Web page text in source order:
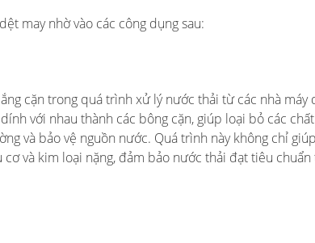
may nhờ vào các công dụng sau:
cặn trong quá trình xử lý nước thải từ các nhà máy
với nhau thành các bông cặn, giúp loại bỏ các
và bảo vệ nguồn nước. Quá trình này không chỉ
và kim loại nặng, đảm bảo nước thải đạt tiêu